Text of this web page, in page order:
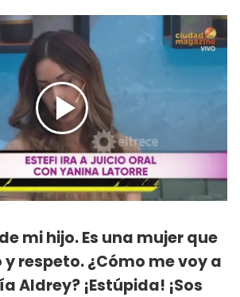
mi hijo. Es una mujer que
respeto. ¿Cómo me voy a
Aldrey? ¡Estúpida! ¡Sos